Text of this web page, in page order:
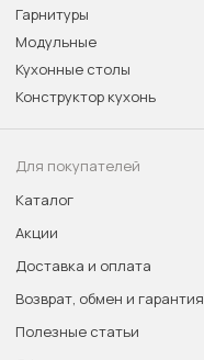
Гарнитуры
Модульные
Кухонные столы
Конструктор кухонь
Для покупателей
Каталог
Акции
Доставка и оплата
Возврат, обмен и гарантия
Полезные статьи